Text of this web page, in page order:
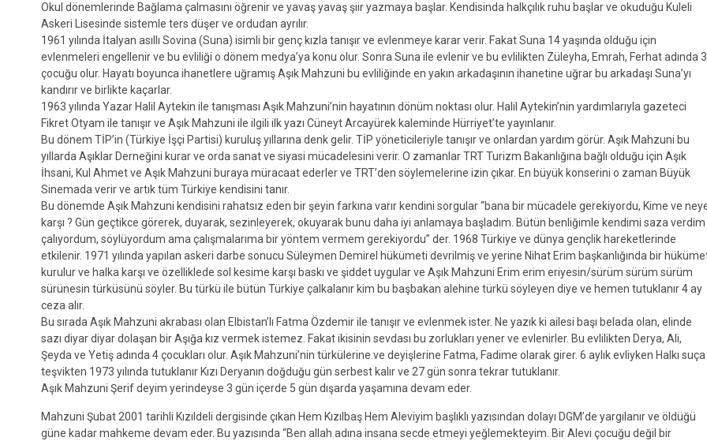
Okul dönemlerinde Bağlama çalmasını öğrenir ve yavaş yavaş şiir yazmaya başlar. Kendisinda halkçılık ruhu başlar ve okuduğu Kuleli
Askeri Lisesinde sistemle ters düşer ve ordudan ayrılır.
1961 yılında İtalyan asıllı Sovina (Suna) isimli bir genç kızla tanışır ve evlenmeye karar verir. Fakat Suna 14 yaşında olduğu için
evlenmeleri engellenir ve bu evliliği o dönem medya’ya konu olur. Sonra Suna ile evlenir ve bu evlilikten Züleyha, Emrah, Ferhat adında 3
çocuğu olur. Hayatı boyunca ihanetlere uğramış Aşık Mahzuni bu evliliğinde en yakın arkadaşının ihanetine uğrar bu arkadaşı Suna’yı
kandırır ve birlikte kaçarlar.
1963 yılında Yazar Halil Aytekin ile tanışması Aşık Mahzuni’nin hayatının dönüm noktası olur. Halil Aytekin’nin yardımlarıyla gazeteci
Fikret Otyam ile tanışır ve Aşık Mahzuni ile ilgili ilk yazı Cüneyt Arcayürek kaleminde Hürriyet’te yayınlanır.
Bu dönem TİP’in (Türkiye İşçi Partisi) kuruluş yıllarına denk gelir. TİP yöneticileriyle tanışır ve onlardan yardım görür. Aşık Mahzuni bu
yıllarda Aşıklar Derneğini kurar ve orda sanat ve siyasi mücadelesini verir. O zamanlar TRT Turizm Bakanlığına bağlı olduğu için Aşık
İhsani, Kul Ahmet ve Aşık Mahzuni buraya müracaat ederler ve TRT’den söylemelerine izin çıkar. En büyük konserini o zaman Büyük
Sinemada verir ve artık tüm Türkiye kendisini tanır.
Bu dönemde Aşık Mahzuni kendisini rahatsız eden bir şeyin farkına varır kendini sorgular “bana bir mücadele gerekiyordu, Kime ve
karşı ? Gün geçtikce görerek, duyarak, sezinleyerek, okuyarak bunu daha iyi anlamaya başladım. Bütün benliğimle kendimi saza verdim
çalıyordum, söylüyordum ama çalışmalarıma bir yöntem vermem gerekiyordu” der. 1968 Türkiye ve dünya gençlik hareketlerinde
etkilenir. 1971 yılında yapılan askeri darbe sonucu Süleymen Demirel hükümeti devrilmiş ve yerine Nihat Erim başkanlığında bir
kurulur ve halka karşı ve özelliklede sol kesime karşı baskı ve şiddet uygular ve Aşık Mahzuni Erim erim eriyesin/sürüm sürüm sürüm
sürünesin türküsünü söyler. Bu türkü ile bütün Türkiye çalkalanır kim bu başbakan alehine türkü söyleyen diye ve hemen tutuklanır 4 ay
ceza alır.
Bu sırada Aşık Mahzuni akrabası olan Elbistan’lı Fatma Özdemir ile tanışır ve evlenmek ister. Ne yazık ki ailesi başı belada olan, elinde
sazı diyar diyar dolaşan bir Aşığa kız vermek istemez. Fakat ikisinin sevdası bu zorlukları yener ve evlenirler. Bu evlilikten Derya, Ali,
Şeyda ve Yetiş adında 4 çocukları olur. Aşık Mahzuni’nin türkülerine ve deyişlerine Fatma, Fadime olarak girer. 6 aylık evliyken Halkı suça
teşvikten 1973 yılında tutuklanır Kızı Deryanın doğduğu gün serbest kalır ve 27 gün sonra tekrar tutuklanır.
Aşık Mahzuni Şerif deyim yerindeyse 3 gün içerde 5 gün dışarda yaşamına devam eder.
Mahzuni Şubat 2001 tarihli Kızıldeli dergisinde çıkan Hem Kızılbaş Hem Aleviyim başlıklı yazısından dolayı DGM’de yargılanır ve öldüğü
güne kadar mahkeme devam eder. Bu yazısında “Ben allah adına insana secde etmeyi yeğlemekteyim. Bir Alevi çocuğu değil bir